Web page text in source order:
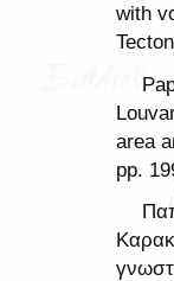
with
area
pp.